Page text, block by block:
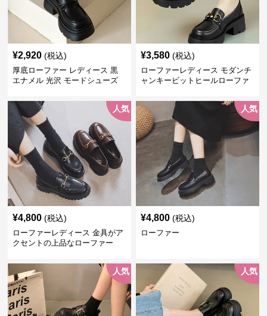
¥2,920 (税込)
厚底ローファー レディース 黒
エナメル 光沢 モードシューズ
¥3,580 (税込)
ローファーレディース モダンチ
ャンキービットヒールローファ
人気
¥4,800 (税込)
ローファーレディース 金具がア
クセントの上品なローファー
人気
¥4,800 (税込)
ローファー
人気 人気